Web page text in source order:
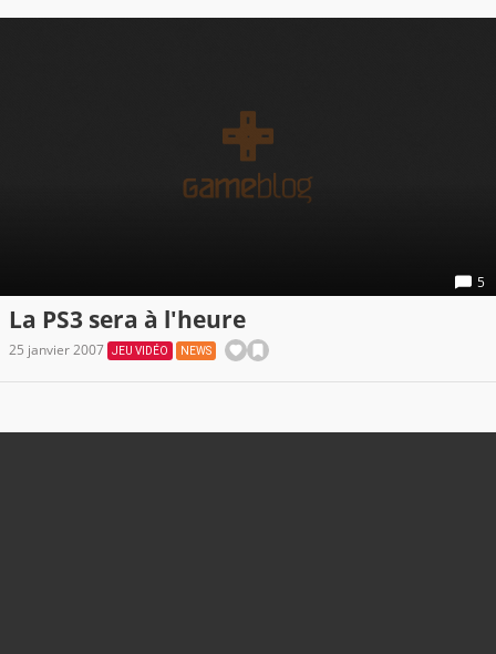
5
La PS3 sera à l'heure
25 janvier 2007 JEU VIDÉO NEWS